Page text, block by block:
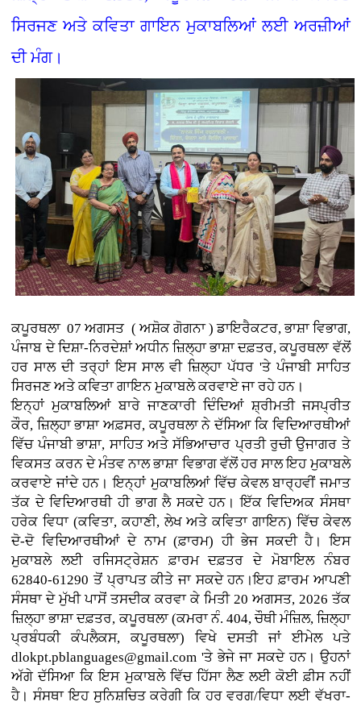
ਸਿਰਜਣ ਅਤੇ ਕਵਿਤਾ ਗਾਇਨ ਮੁਕਾਬਲਿਆਂ ਲਈ ਅਰਜ਼ੀਆਂ
ਦੀ ਮੰਗ।
ਕਪੂਰਥਲਾ 07 ਅਗਸਤ ( ਅਸ਼ੋਕ ਗੋਗਨਾ )ਡਾਇਰੈਕਟਰ, ਭਾਸ਼ਾ ਵਿਭਾਗ,
ਪੰਜਾਬ ਦੇ ਦਿਸ਼ਾ-ਨਿਰਦੇਸ਼ਾਂ ਅਧੀਨ ਜ਼ਿਲ੍ਹਾ ਭਾਸ਼ਾ ਦਫ਼ਤਰ, ਕਪੂਰਥਲਾ ਵੱਲੋਂ
ਹਰ ਸਾਲ ਦੀ ਤਰ੍ਹਾਂ ਇਸ ਸਾਲ ਵੀ ਜ਼ਿਲ੍ਹਾ ਪੱਧਰ 'ਤੇ ਪੰਜਾਬੀ ਸਾਹਿਤ
ਸਿਰਜਣ ਅਤੇ ਕਵਿਤਾ ਗਾਇਨ ਮੁਕਾਬਲੇ ਕਰਵਾਏ ਜਾ ਰਹੇ ਹਨ।
ਇਨ੍ਹਾਂ ਮੁਕਾਬਲਿਆਂ ਬਾਰੇ ਜਾਣਕਾਰੀ ਦਿੰਦਿਆਂ ਸ਼੍ਰੀਮਤੀ ਜਸਪ੍ਰੀਤ
ਕੌਰ, ਜ਼ਿਲ੍ਹਾ ਭਾਸ਼ਾ ਅਫ਼ਸਰ, ਕਪੂਰਥਲਾ ਨੇ ਦੱਸਿਆ ਕਿ ਵਿਦਿਆਰਥੀਆਂ
ਵਿੱਚ ਪੰਜਾਬੀ ਭਾਸ਼ਾ, ਸਾਹਿਤ ਅਤੇ ਸੱਭਿਆਚਾਰ ਪ੍ਰਤੀ ਰੁਚੀ ਉਜਾਗਰ ਤੇ
ਵਿਕਸਤ ਕਰਨ ਦੇ ਮੰਤਵ ਨਾਲ ਭਾਸ਼ਾ ਵਿਭਾਗ ਵੱਲੋਂ ਹਰ ਸਾਲ ਇਹ ਮੁਕਾਬਲੇ
ਕਰਵਾਏ ਜਾਂਦੇ ਹਨ। ਇਨ੍ਹਾਂ ਮੁਕਾਬਲਿਆਂ ਵਿੱਚ ਕੇਵਲ ਬਾਰ੍ਹਵੀਂ ਜਮਾਤ
ਤੱਕ ਦੇ ਵਿਦਿਆਰਥੀ ਹੀ ਭਾਗ ਲੈ ਸਕਦੇ ਹਨ। ਇੱਕ ਵਿਦਿਅਕ ਸੰਸਥਾ
ਹਰੇਕ ਵਿਧਾ (ਕਵਿਤਾ, ਕਹਾਣੀ, ਲੇਖ ਅਤੇ ਕਵਿਤਾ ਗਾਇਨ) ਵਿੱਚ ਕੇਵਲ
ਦੋ-ਦੋ ਵਿਦਿਆਰਥੀਆਂ ਦੇ ਨਾਮ (ਫ਼ਾਰਮ) ਹੀ ਭੇਜ ਸਕਦੀ ਹੈ। ਇਸ
ਮੁਕਾਬਲੇ ਲਈ ਰਜਿਸਟ੍ਰੇਸ਼ਨ ਫ਼ਾਰਮ ਦਫ਼ਤਰ ਦੇ ਮੋਬਾਇਲ ਨੰਬਰ
62840-61290 ਤੋਂ ਪ੍ਰਾਪਤ ਕੀਤੇ ਜਾ ਸਕਦੇ ਹਨ।ਇਹ ਫ਼ਾਰਮ ਆਪਣੀ
ਸੰਸਥਾ ਦੇ ਮੁੱਖੀ ਪਾਸੋਂ ਤਸਦੀਕ ਕਰਵਾ ਕੇ ਮਿਤੀ 20 ਅਗਸਤ, 2026 ਤੱਕ
ਜ਼ਿਲ੍ਹਾ ਭਾਸ਼ਾ ਦਫ਼ਤਰ, ਕਪੂਰਥਲਾ (ਕਮਰਾ ਨੰ. 404, ਚੌਥੀ ਮੰਜ਼ਿਲ, ਜ਼ਿਲ੍ਹਾ
ਪ੍ਰਬੰਧਕੀ ਕੰਪਲੈਕਸ, ਕਪੂਰਥਲਾ) ਵਿਖੇ ਦਸਤੀ ਜਾਂ ਈਮੇਲ ਪਤੇ
dlokpt.pblanguages@gmail.com 'ਤੇ ਭੇਜੇ ਜਾ ਸਕਦੇ ਹਨ। ਉਹਨਾਂ
ਅੱਗੇ ਦੱਸਿਆ ਕਿ ਇਸ ਮੁਕਾਬਲੇ ਵਿੱਚ ਹਿੱਸਾ ਲੈਣ ਲਈ ਕੋਈ ਫ਼ੀਸ ਨਹੀਂ
ਹੈ। ਸੰਸਥਾ ਇਹ ਸੁਨਿਸ਼ਚਿਤ ਕਰੇਗੀ ਕਿ ਹਰ ਵਰਗ/ਵਿਧਾ ਲਈ ਵੱਖਰਾ-